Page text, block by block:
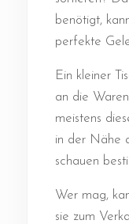
benötigt,
perfekte
Ein kleiner
an die
meistens
in der Nähe
schauen
Wer mag,
sie zum